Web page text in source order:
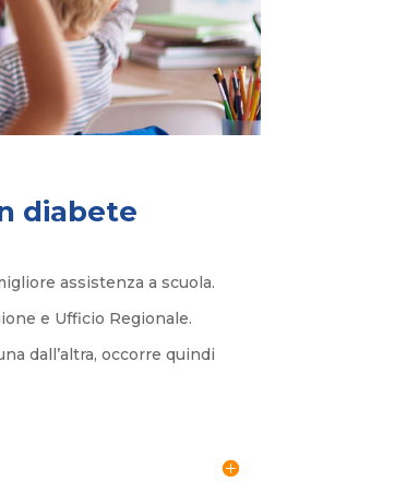
diabete
assistenza a scuola.
e Ufficio Regionale.
dall’altra, occorre quindi